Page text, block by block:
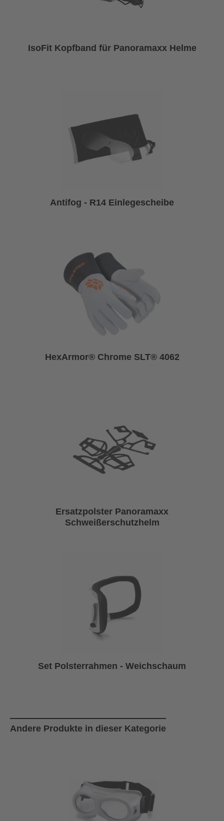
IsoFit Kopfband für Panoramaxx Helme
Antifog - R14 Einlegescheibe
HexArmor® Chrome SLT® 4062
Ersatzpolster Panoramaxx
Schweißerschutzhelm
Set Polsterrahmen - Weichschaum
Andere Produkte in dieser Kategorie